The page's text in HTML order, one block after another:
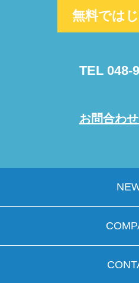
無料では
TEL 048-
お問合わ